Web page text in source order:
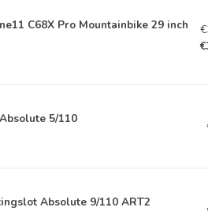
Sram
Schijfrem met
C68X Pro Mountainbike 29 inch
5/110
Absolute 9/110 ART2